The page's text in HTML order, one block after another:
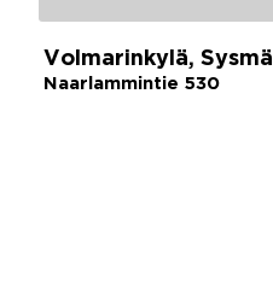
Volmarinkylä, Sysmä
Naarlammintie 530